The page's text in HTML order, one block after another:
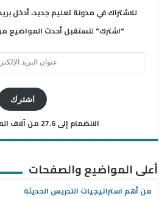
للاشتراك في مدونة تعليم جديد، أدخل
"اشترك" لتستقبل أحدث المواضيع من
اشترك
الانضمام إلى 27.6 من آلاف المشتركين الآخرين
أعلى المواضيع والصفحات
من أهم استراتيجيات التدريس الحديثة